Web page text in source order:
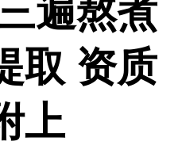
遍熬煮
取 资质
上